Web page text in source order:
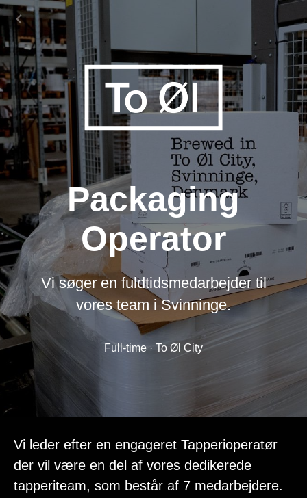
Packaging
Operator
Vi søger en fuldtidsmedarbejder til
vores team i Svinninge.
Full-time · To Øl City
Vi leder efter en engageret Tapperioperatør
der vil være en del af vores dedikerede
tapperiteam, som består af 7 medarbejdere.